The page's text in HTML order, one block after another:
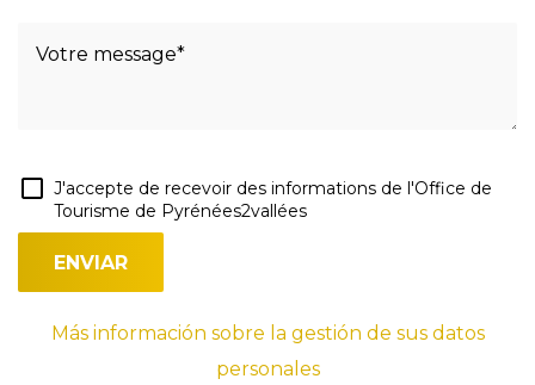
J'accepte de recevoir des informations de l'Office de
Tourisme de Pyrénées2vallées
Más información sobre la gestión de sus datos
personales